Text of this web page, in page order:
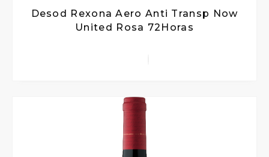
Desod Rexona Aero Anti Transp Now
United Rosa 72Horas